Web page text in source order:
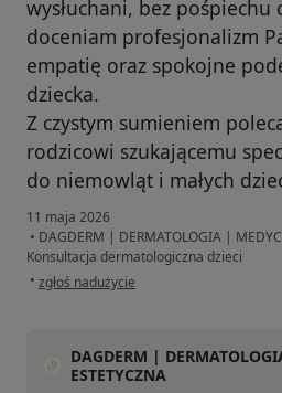
wysłuchani, bez pośpiechu
doceniam profesjonalizm
empatię oraz spokojne
dziecka.
Z czystym sumieniem
rodzicowi szukającemu
do niemowląt i małych
11 maja 2026
• DAGDERM | DERMATOLOGIA |
Konsultacja dermatologiczna dzieci
• w opinii użytkownika Paulina
zgłoś nadużycie
DAGDERM |
ESTETYCZNA